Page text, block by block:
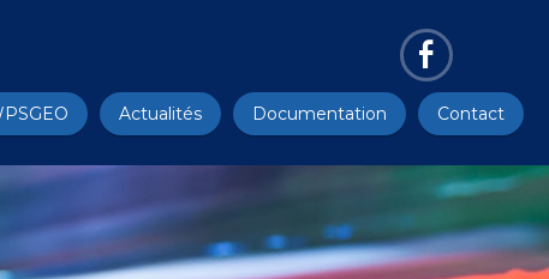
Actualités Documentation Contact